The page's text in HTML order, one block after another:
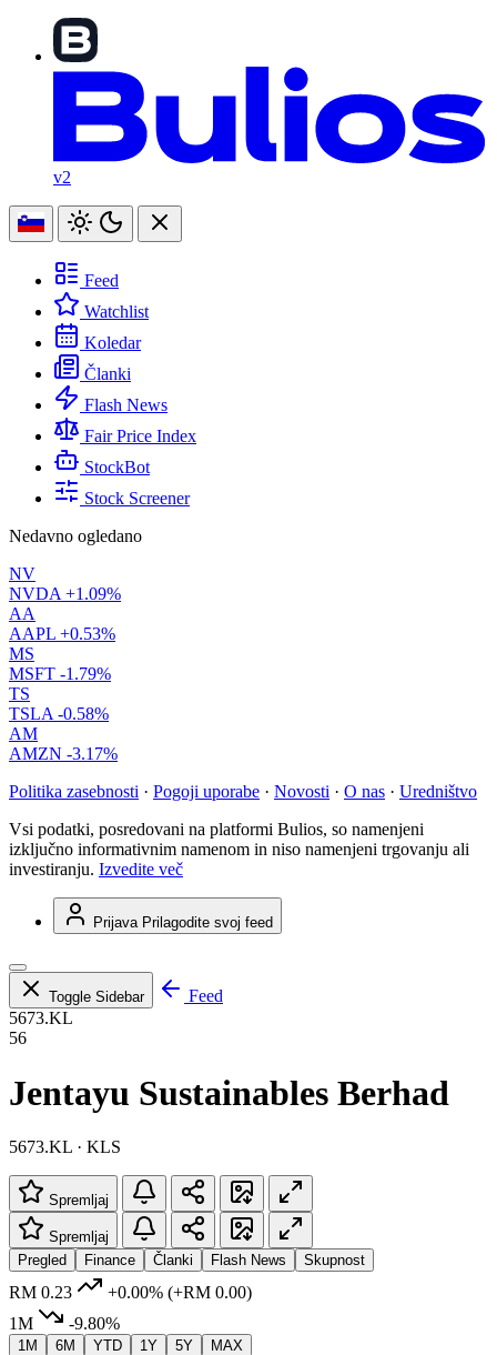
v2
Feed
Watchlist
Koledar
Članki
Flash News
Fair Price Index
StockBot
Stock Screener
Nedavno ogledano
NV
NVDA +1.09%
AA
AAPL +0.53%
MS
MSFT -1.79%
TS
TSLA -0.58%
AM
AMZN -3.17%
Politika zasebnosti · Pogoji uporabe · Novosti · O nas · Uredništvo
Vsi podatki, posredovani na platformi Bulios, so namenjeni
izključno informativnim namenom in niso namenjeni trgovanju ali
investiranju. Izvedite več
Prijava Prilagodite svoj feed
Toggle Sidebar
Feed
5673.KL
56
Jentayu Sustainables Berhad
5673.KL · KLS
Spremljaj
Spremljaj
Pregled
Finance Članki Flash News Skupnost
RM 0.23 +0.00% (+RM 0.00)
1M
-9.80%
1M 6M YTD 1Y 5Y MAX